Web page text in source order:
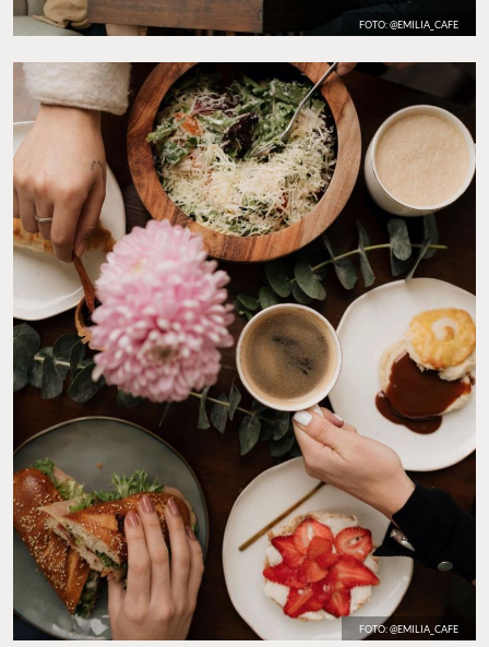
FOTO: @EMILIA_CAFE
FOTO: @EMILIA_CAFE